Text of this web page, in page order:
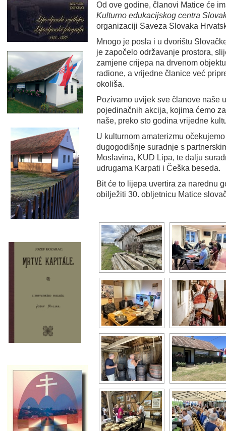
Od ove godine, članovi Matice će
Kulturno edukacijskog centra
organizaciji Saveza Slovaka
Mnogo je posla i u dvorištu
je započelo održavanje prostora,
zamjene crijepa na drvenom
radione, a vrijedne članice već
okoliša.
Pozivamo uvijek sve članove naše
pojedinačnih akcija, kojima ćemo
naše, preko sto godina vrijedne
U kulturnom amaterizmu
dugogodišnje suradnje s
Moslavina, KUD Lipa, te dalju
udrugama Karpati i Češka beseda.
Bit će to lijepa uvertira za narednu
obilježiti 30. obljetnicu Matice